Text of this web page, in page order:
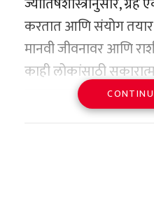
करतात आणि संयोग तयार
मानवी जीवनावर आणि
काही लोकांसाठी
नकारात्मक आहे. 2024
त्रिग्रही योग तयार